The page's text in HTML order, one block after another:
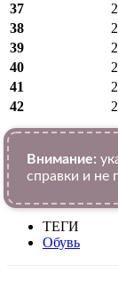
37
38
39
40
41
42
Внимание:
справки и не
ТЕГИ
Обувь